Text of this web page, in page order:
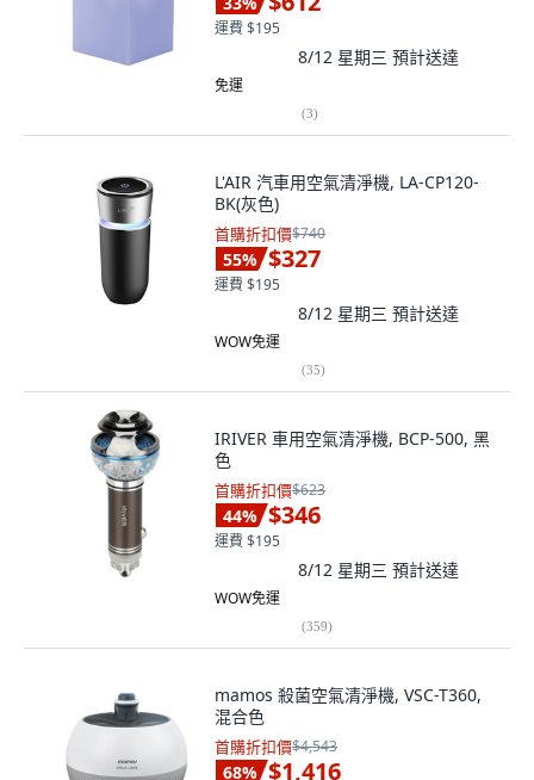
運費 $195
8/12 星期三 預計送達
免運
(3)
L'AIR 汽車用空氣清淨機, LA-CP120-
BK(灰色)
首購折扣價$740
55% $327
運費 $195
8/12 星期三 預計送達
WOW免運
(35)
IRIVER 車用空氣清淨機, BCP-500, 黑
色
首購折扣價$623
44% $346
運費 $195
8/12 星期三 預計送達
WOW免運
(359)
mamos 殺菌空氣清淨機, VSC-T360,
混合色
首購折扣價$4,543
68% $1,416